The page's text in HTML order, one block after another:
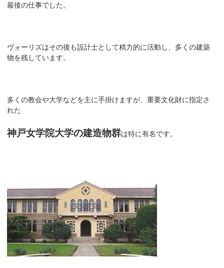
最後の仕事でした。
ヴォーリズはその後も設計士として精力的に活動し、多くの建築
物を残しています。
多くの教会や大学などを主に手掛けますが、重要文化財に指定さ
れた
神戸女学院大学の建造物群は特に有名です。